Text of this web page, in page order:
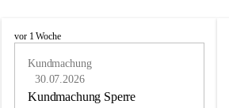
L
vor 1 Woche
Kundmachung
30.07.2026
Kundmachung Sperre